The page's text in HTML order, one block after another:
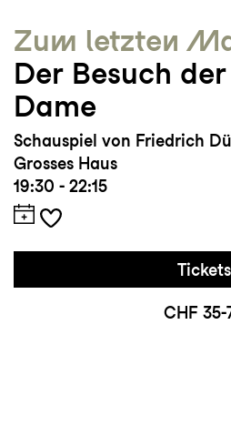
Zum letzten
Der Besuch
Dame
Schauspiel von Friedrich
Grosses Haus
19:30 - 22:15
Tickets
CHF 35-